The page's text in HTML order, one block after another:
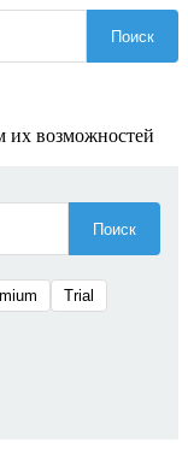
Поиск
их возможностей
Поиск
Trial